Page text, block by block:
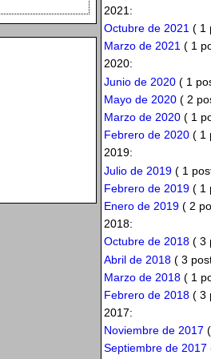
2021:
Octubre de 2021 ( 1
Marzo de 2021( 1
2020:
Junio de 2020( 1
Mayo de 2020( 2
Marzo de 2020( 1
Febrero de 2020( 1
2019:
Julio de 2019( 1
Febrero de 2019( 1
Enero de 2019( 2
2018:
Octubre de 2018( 3
Abril de 2018( 3
Marzo de 2018( 1
Febrero de 2018( 3
2017:
Noviembre de 2017
Septiembre de 2017